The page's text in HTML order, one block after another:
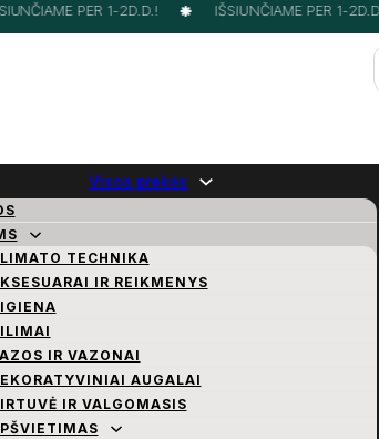
PER 1-2D.D.! IŠSIUNČIAME PER 1-2D.D.!
Visos prekės
TECHNIKA
IR REIKMENYS
IR VAZONAI
AUGALAI
IR VALGOMASIS